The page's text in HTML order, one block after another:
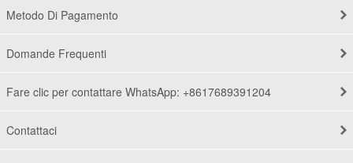
Metodo Di Pagamento
Domande Frequenti
Fare clic per contattare WhatsApp: +8617689391204
Contattaci